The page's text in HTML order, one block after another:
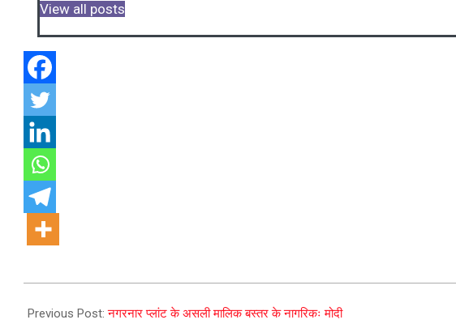
View all posts
10-
Previous Post:नगरनार प्लांट के असली मालिक बस्तर के नागरिकः मोदी